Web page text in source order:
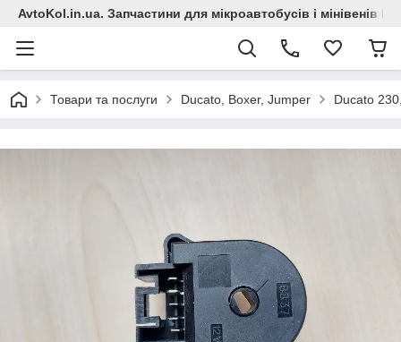
AvtoKol.in.ua. Запчастини для мікроавтобусів і мінівенів
Товари та послуги Ducato, Boxer, Jumper Ducato